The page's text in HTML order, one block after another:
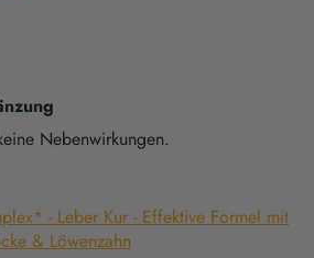
Nebenwirkungen.
- Leber Kur - Effektive Formel mit
& Löwenzahn